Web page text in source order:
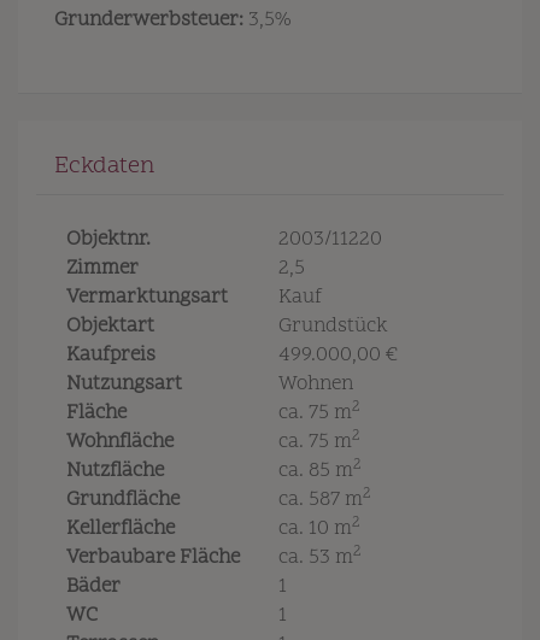
Grunderwerbsteuer: 3,5%
Eckdaten
Objektnr.
2003/11220
Zimmer
2,5
Vermarktungsart
Kauf
Objektart
Grundstück
Kaufpreis
499.000,00 €
Nutzungsart
Wohnen
Fläche
ca. 75 m2
Wohnfläche ca. 75 m2
Nutzfläche ca. 85 m2
Grundfläche ca. 587 m2
Kellerfläche ca. 10 m2
Verbaubare Fläche ca. 53 m2
Bäder
1
WC
1